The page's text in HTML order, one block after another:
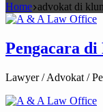
Home advokat di
Pengacara di
Lawyer / Advokat /